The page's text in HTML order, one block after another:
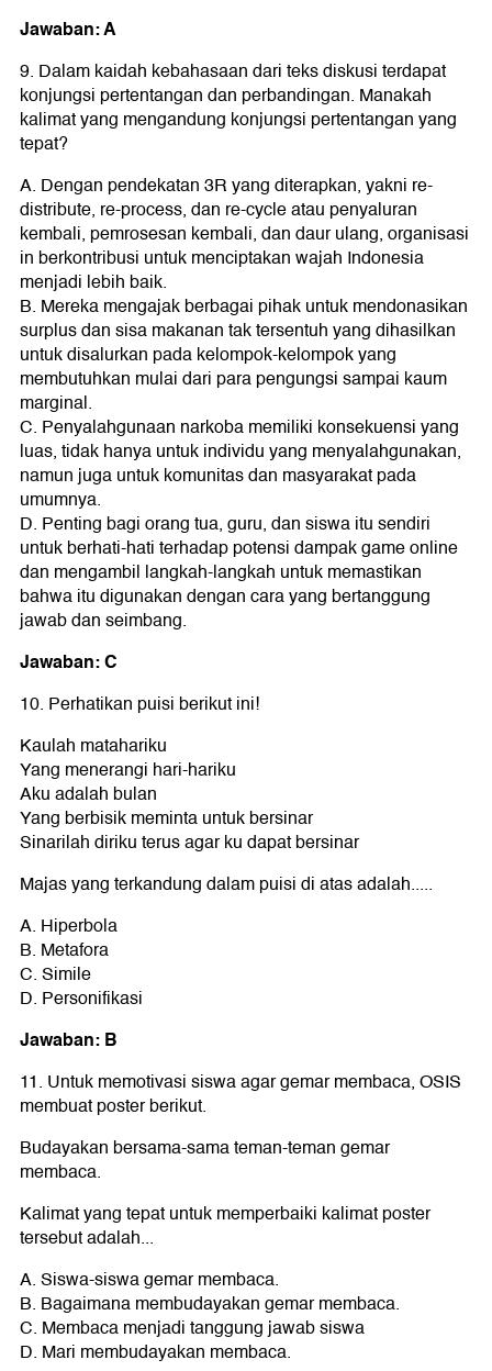
Jawaban: A
9. Dalam kaidah kebahasaan dari teks diskusi terdapat
konjungsi pertentangan dan perbandingan. Manakah
kalimat yang mengandung konjungsi pertentangan yang
tepat?
A. Dengan pendekatan 3R yang diterapkan, yakni re-
distribute, re-process, dan re-cycle atau penyaluran
kembali, pemrosesan kembali, dan daur ulang, organisasi
in berkontribusi untuk menciptakan wajah Indonesia
menjadi lebih baik.
B. Mereka mengajak berbagai pihak untuk mendonasikan
surplus dan sisa makanan tak tersentuh yang dihasilkan
untuk disalurkan pada kelompok-kelompok yang
membutuhkan mulai dari para pengungsi sampai kaum
marginal.
C. Penyalahgunaan narkoba memiliki konsekuensi yang
luas, tidak hanya untuk individu yang menyalahgunakan,
namun juga untuk komunitas dan masyarakat pada
umumnya.
D. Penting bagi orang tua, guru, dan siswa itu sendiri
untuk berhati-hati terhadap potensi dampak game online
dan mengambil langkah-langkah untuk memastikan
bahwa itu digunakan dengan cara yang bertanggung
jawab dan seimbang.
Jawaban: C
10. Perhatikan puisi berikut ini!
Kaulah matahariku
Yang menerangi hari-hariku
Aku adalah bulan
Yang berbisik meminta untuk bersinar
Sinarilah diriku terus agar ku dapat bersinar
Majas yang terkandung dalam puisi di atas adalah.....
A. Hiperbola
B. Metafora
C. Simile
D. Personifikasi
Jawaban: B
11. Untuk memotivasi siswa agar gemar membaca, OSIS
membuat poster berikut.
Budayakan bersama-sama teman-teman gemar
membaca.
Kalimat yang tepat untuk memperbaiki kalimat poster
tersebut adalah...
A. Siswa-siswa gemar membaca.
B. Bagaimana membudayakan gemar membaca.
C. Membaca menjadi tanggung jawab siswa
D. Mari membudayakan membaca.